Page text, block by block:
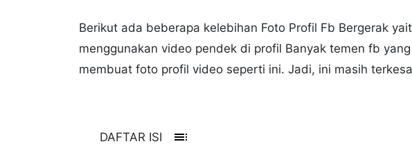
Berikut ada beberapa kelebihan Foto Profil Fb Bergerak
menggunakan video pendek di profil Banyak temen fb
membuat foto profil video seperti ini. Jadi, ini masih
DAFTAR ISI toc